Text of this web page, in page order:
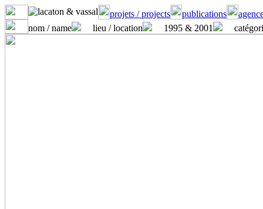
projets / projects publications
nom / name
lieu / location 1995 & 2001